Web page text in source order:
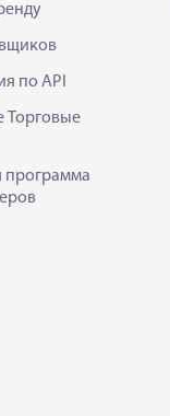
по API
Торговые
программа